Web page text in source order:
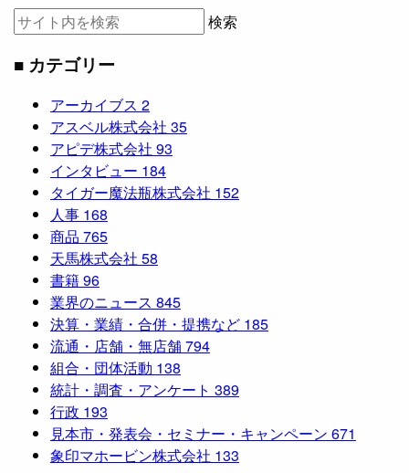
検索
■ カテゴリー
アーカイブス 2
アスベル株式会社 35
アピデ株式会社 93
インタビュー 184
タイガー魔法瓶株式会社 152
人事 168
商品 765
天馬株式会社 58
書籍96
業界のニュース 845
決算・業績・合併・提携など 185
流通・店舗・無店舗794
組合・団体活動 138
統計・調査・アンケート 389
行政 193
見本市・発表会・セミナー・キャンペーン 671
象印マホービン株式会社 133